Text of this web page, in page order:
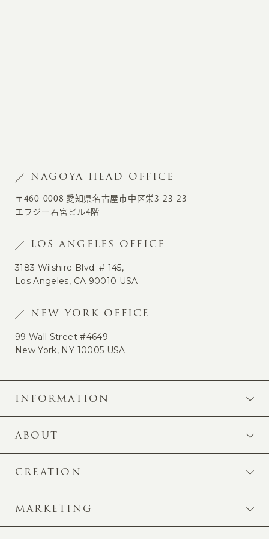
NAGOYA HEAD OFFICE
〒460-0008 愛知県名古屋市中区栄3-23-23
エフジー若宮ビル4階
LOS ANGELES OFFICE
3183 Wilshire Blvd. # 145,
Los Angeles, CA 90010 USA
NEW YORK OFFICE
99 Wall Street #4649
New York, NY 10005 USA
INFORMATION
ABOUT
CREATION
MARKETING